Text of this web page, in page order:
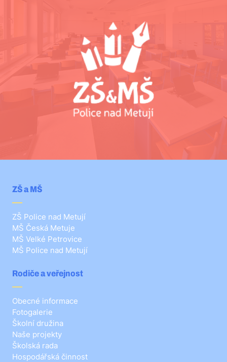
ZŠ a MŠ
ZŠ Police nad Metují
MŠ Česká Metuje
MŠ Velké Petrovice
MŠ Police nad Metují
Rodiče a veřejnost
Obecné informace
Fotogalerie
Školní družina
Naše projekty
Školská rada
Hospodářská činnost